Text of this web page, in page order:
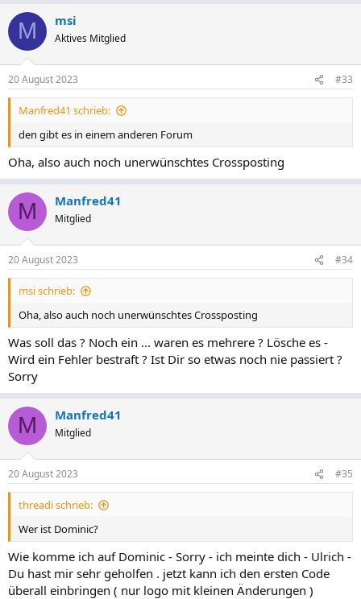
M msi
Aktives Mitglied
20 August 2023 #33
Manfred41 schrieb:
den gibt es in einem anderen Forum
Oha, also auch noch unerwünschtes Crossposting
M Manfred41
Mitglied
20 August 2023 #34
msi schrieb:
Oha, also auch noch unerwünschtes Crossposting
Was soll das ? Noch ein ... waren es mehrere ? Lösche es -
Wird ein Fehler bestraft ? Ist Dir so etwas noch nie passiert ?
Sorry
M Manfred41
Mitglied
20 August 2023 #35
threadi schrieb:
Wer ist Dominic?
Wie komme ich auf Dominic - Sorry - ich meinte dich - Ulrich -
Du hast mir sehr geholfen . jetzt kann ich den ersten Code
überall einbringen ( nur logo mit kleinen Änderungen )